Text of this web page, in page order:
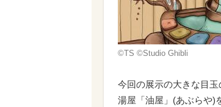
©TS ©Studio Ghibli
今回の展示の大きな目
湯屋「油屋」(あぶらや)